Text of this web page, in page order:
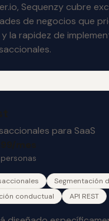
Sequenzy cubre
de negocios que
la rapidez de
para SaaS
Segmentación
conductual
API REST